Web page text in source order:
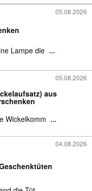
05.08.2026
Lampe die ...
05.08.2026
aus
Wickelkomm ...
04.08.2026